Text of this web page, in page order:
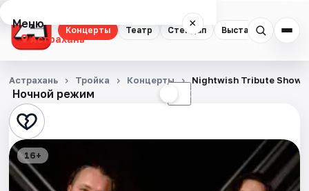
Концерты Театр Стендап Выставки
Меню ×
Астрахань
Концерты
Театр
Стендап
Выставки
Ночной режим ☾
Астрахань Тройка Концерты Nightwish Tribute Show
16+